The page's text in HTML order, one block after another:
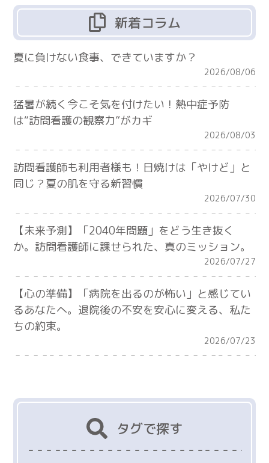
新着コラム
夏に負けない食事、できていますか？
2026/08/06
猛暑が続く今こそ気を付けたい！熱中症予防
は“訪問看護の観察力”がカギ
2026/08/03
訪問看護師も利用者様も！日焼けは「やけど」と
同じ？夏の肌を守る新習慣
2026/07/30
【未来予測】「2040年問題」をどう生き抜く
か。訪問看護師に課せられた、真のミッション。
2026/07/27
【心の準備】「病院を出るのが怖い」と感じてい
るあなたへ。退院後の不安を安心に変える、私た
ちの約束。
2026/07/23
タグで探す